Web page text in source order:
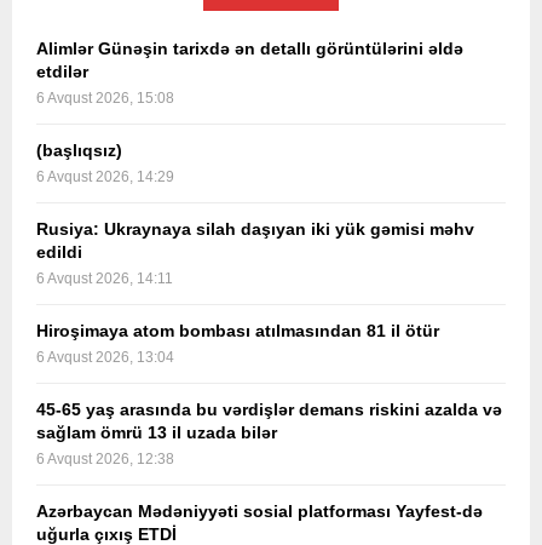
Alimlər Günəşin tarixdə ən detallı görüntülərini əldə
etdilər
6 Avqust 2026, 15:08
(başlıqsız)
6 Avqust 2026, 14:29
Rusiya: Ukraynaya silah daşıyan iki yük gəmisi məhv
edildi
6 Avqust 2026, 14:11
Hiroşimaya atom bombası atılmasından 81 il ötür
6 Avqust 2026, 13:04
45-65 yaş arasında bu vərdişlər demans riskini azalda və
sağlam ömrü 13 il uzada bilər
6 Avqust 2026, 12:38
Azərbaycan Mədəniyyəti sosial platforması Yayfest-də
uğurla çıxış ETDİ